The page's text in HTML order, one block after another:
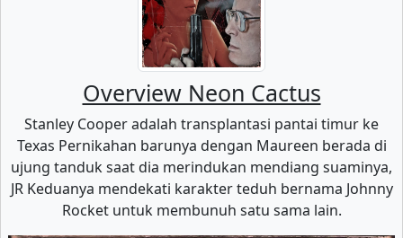
Overview Neon Cactus
Stanley Cooper adalah transplantasi pantai timur ke
Texas Pernikahan barunya dengan Maureen berada di
ujung tanduk saat dia merindukan mendiang suaminya,
JR Keduanya mendekati karakter teduh bernama Johnny
Rocket untuk membunuh satu sama lain.